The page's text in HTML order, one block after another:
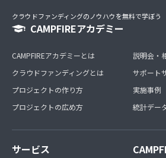
クラウドファンディングのノウハウを無料で学ぼう
CAMPFIREアカデミー
CAMPFIREアカデミーとは
クラウドファンディングとは
プロジェクトの作り方
プロジェクトの広め方
説明会・
サポート
実施事例
統計デー
サービス